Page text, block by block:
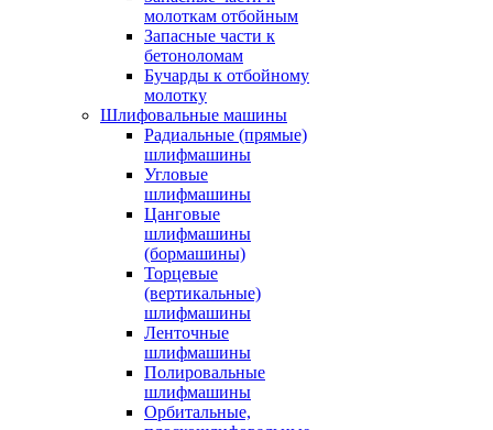
молоткам отбойным
Запасные части к
бетоноломам
Бучарды к отбойному
молотку
Шлифовальные машины
Радиальные (прямые)
шлифмашины
Угловые
шлифмашины
Цанговые
шлифмашины
(бормашины)
Торцевые
(вертикальные)
шлифмашины
Ленточные
шлифмашины
Полировальные
шлифмашины
Орбитальные,